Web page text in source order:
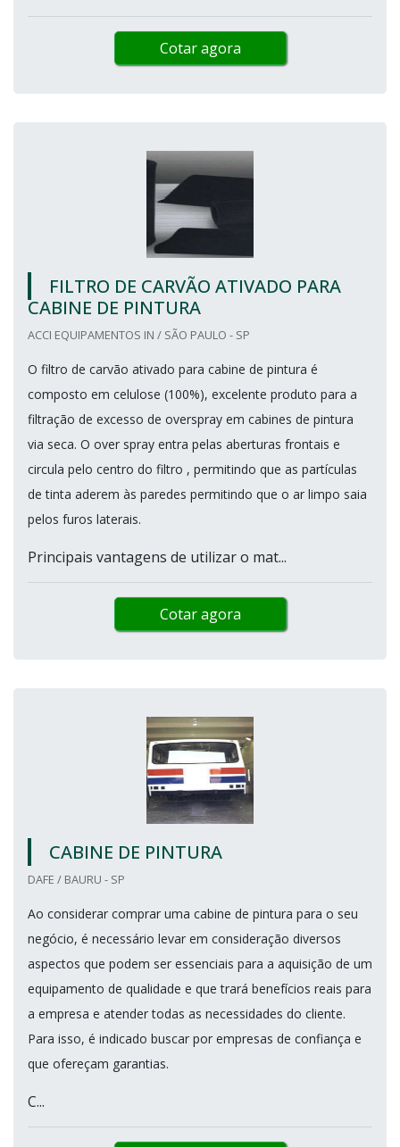
Cotar agora
FILTRO DE CARVÃO ATIVADO PARA
CABINE DE PINTURA
ACCI EQUIPAMENTOS IN / SÃO PAULO - SP
O filtro de carvão ativado para cabine de pintura é
composto em celulose (100%), excelente produto para a
filtração de excesso de overspray em cabines de pintura
via seca. O over spray entra pelas aberturas frontais e
circula pelo centro do filtro , permitindo que as partículas
de tinta aderem às paredes permitindo que o ar limpo saia
pelos furos laterais.
Principais vantagens de utilizar o mat...
Cotar agora
CABINE DE PINTURA
DAFE / BAURU - SP
Ao considerar comprar uma cabine de pintura para o seu
negócio, é necessário levar em consideração diversos
aspectos que podem ser essenciais para a aquisição de um
equipamento de qualidade e que trará benefícios reais para
a empresa e atender todas as necessidades do cliente.
Para isso, é indicado buscar por empresas de confiança e
que ofereçam garantias.
C...